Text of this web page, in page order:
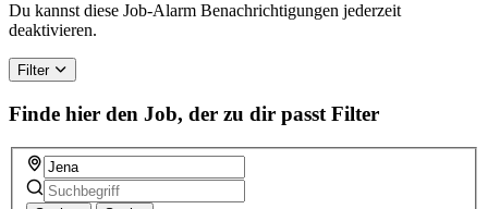
Du kannst diese Job-Alarm Benachrichtigungen jederzeit
deaktivieren.
Filter
Finde hier den Job, der zu dir passt Filter